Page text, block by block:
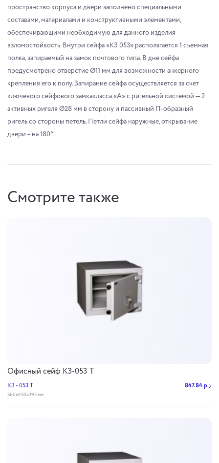
пространство корпуса и двери заполнено специальными
составами, материалами и конструктивными элементами,
обеспечивающими необходимую для данного изделия
взломостойкость. Внутри сейфа «КЗ 053» располагается 1 съемная
полка, запираемый на замок почтового типа. В дне сейфа
предусмотрено отверстие Ø11 мм для возможности анкерного
крепления его к полу. Запирание сейфа осуществляется за счет
ключевого сейфового замкакласса «А» с ригельной системой — 2
активных ригеля Ø28 мм в сторону и пассивный П-образный
ригель со стороны петель. Петли сейфа наружные, открывание
двери – на 180°.
Смотрите также
Офисный сейф КЗ-053 Т
КЗ - 053 Т 847.84 р.
360х450х395 мм